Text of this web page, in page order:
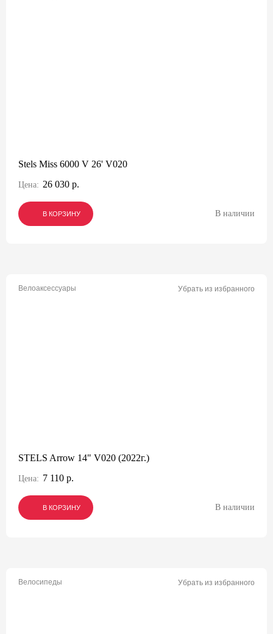
Stels Miss 6000 V 26' V020
Цена: 26 030 р.
В КОРЗИНУ
В КОРЗИНУ
В КОРЗИНУ В наличии
Велоаксессуары Убрать из избранного
STELS Arrow 14" V020 (2022г.)
Цена: 7 110 р.
В КОРЗИНУ
В КОРЗИНУ
В КОРЗИНУ В наличии
Велосипеды Убрать из избранного